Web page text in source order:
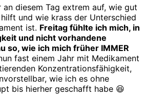
diesem Tag extrem auf, wie gut
und wie krass der Unterschied
ist. Freitag fühlte ich mich, in
und nicht vorhandene
so, wie ich mich früher IMMER
fast einem Jahr mit Medikament
Konzentrationsfähigkeit,
wie ich es ohne
bis hierher geschafft habe 😆